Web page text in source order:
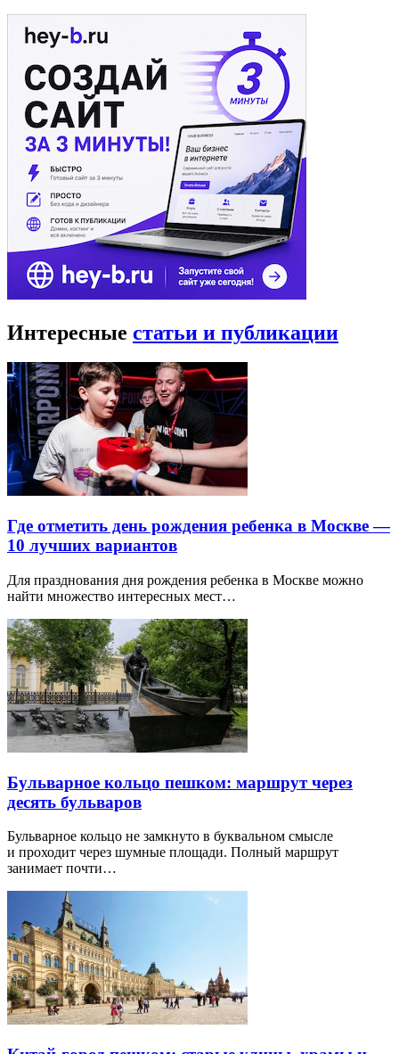
Интересные статьи и публикации
Где отметить день рождения ребенка в Москве —
10 лучших вариантов
Для празднования дня рождения ребенка в Москве можно
найти множество интересных мест…
Бульварное кольцо пешком: маршрут через
десять бульваров
Бульварное кольцо не замкнуто в буквальном смысле
и проходит через шумные площади. Полный маршрут
занимает почти…